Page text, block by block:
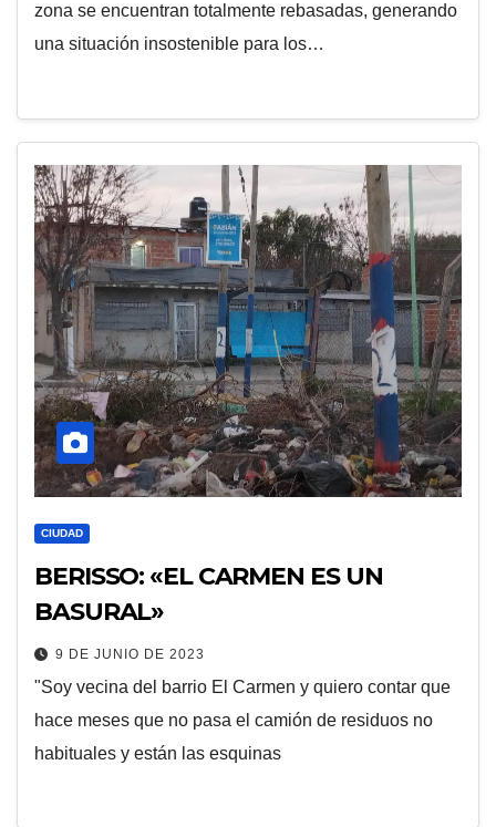
zona se encuentran totalmente rebasadas, generando
una situación insostenible para los…
CIUDAD
BERISSO: «EL CARMEN ES UN
BASURAL»
9 DE JUNIO DE 2023
"Soy vecina del barrio El Carmen y quiero contar que
hace meses que no pasa el camión de residuos no
habituales y están las esquinas